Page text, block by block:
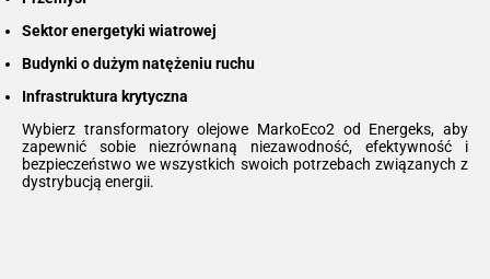
Sektor energetyki wiatrowej
Budynki o dużym natężeniu ruchu
Infrastruktura krytyczna
Wybierz transformatory olejowe MarkoEco2 od Energeks, aby
zapewnić sobie niezrównaną niezawodność, efektywność i
bezpieczeństwo we wszystkich swoich potrzebach związanych z
dystrybucją energii.